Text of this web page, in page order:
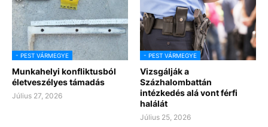
- PEST VÁRMEGYE
Munkahelyi konfliktusból
életveszélyes támadás
Július 27, 2026
- PEST VÁRMEGYE
Vizsgálják a
Százhalombattán
intézkedés alá vont férfi
halálát
Július 25, 2026